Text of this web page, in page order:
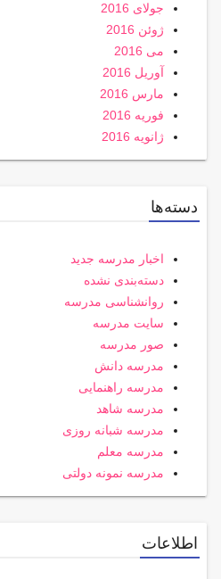
جولای 2016
ژوئن 2016
می 2016
آوریل 2016
مارس 2016
فوریه 2016
ژانویه 2016
دسته‌ها
اخبار مدرسه جدید
دسته‌بندی نشده
روانشناسی مدرسه
سایت مدرسه
صور مدرسه
مدرسه دانش
مدرسه راهنمایی
مدرسه شاهد
مدرسه شبانه روزی
مدرسه معلم
مدرسه نمونه دولتی
اطلاعات